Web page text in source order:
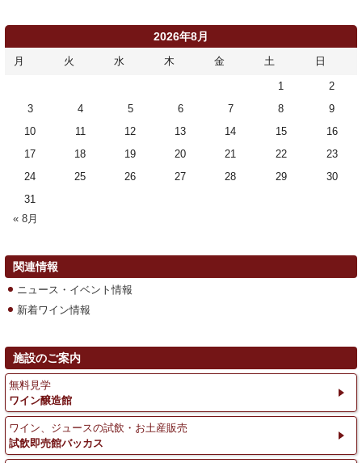
2026年8月
月 火 水 木 金 土 日
« 8月
1
2
3
4 5 6 7 8
9
10
11 12 13 14 15
16
17
18 19 20 21 22
23
24
25 26 27 28 29
30
31
関連情報
ニュース・イベント情報
新着ワイン情報
施設のご案内
無料見学
ワイン醸造館
ワイン、ジュースの試飲・お土産販売
試飲即売館バッカス